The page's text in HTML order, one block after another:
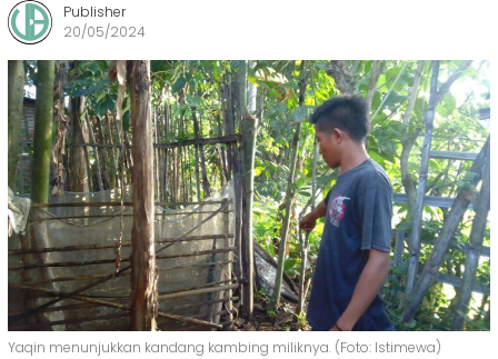
Publisher
20/05/2024
Yaqin menunjukkan kandang kambing miliknya. (Foto: Istimewa)